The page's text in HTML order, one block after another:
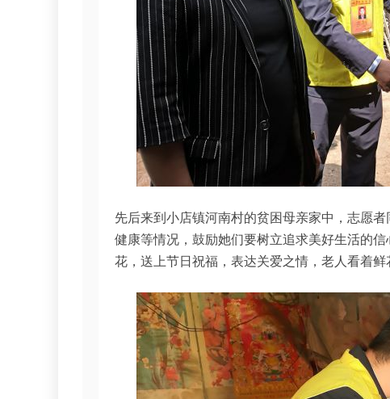
先后来到小店镇河南村的贫困母亲家中，志愿
健康等情况，鼓励她们要树立追求美好生活的
花，送上节日祝福，表达关爱之情，老人看着鲜